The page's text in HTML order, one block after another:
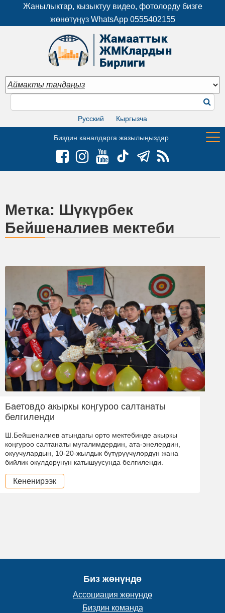
Жанылыктар, кызыктуу видео, фотолорду бизге
жөнөтүңүз WhatsApp 0555402155
Русский Кыргызча
Биздин каналдарга жазылыңыздар
Метка: Шүкүрбек
Бейшеналиев мектеби
Баетовдо акыркы коңгуроо салтанаты
белгиленди
Ш.Бейшеналиев атындагы орто мектебинде акыркы
коңгуроо салтанаты мугалимдердин, ата-энелердин,
окуучулардын, 10-20-жылдык бүтүрүүчүлөрдүн жана
бийлик өкүлдөрүнүн катышуусунда белгиленди.
Кененирээк
Биз жөнүндө
Ассоциация жөнүндө
Биздин команда